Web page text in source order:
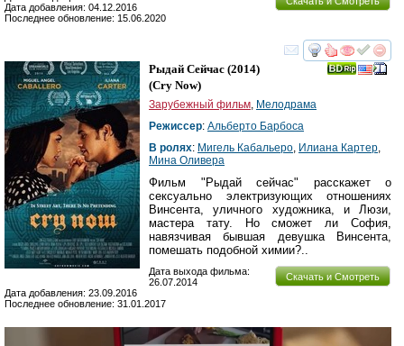
Дата добавления: 04.12.2016
Последнее обновление: 15.06.2020
смотреть
Рыдай Сейчас (2014)
(Cry Now)
Зарубежный фильм Мелодрама
Режиссер: Альберто Барбоса
В ролях: Мигель Кабальеро Илиана Картер
Мина Оливера
Фильм "Рыдай сейчас" расскажет о
сексуально электризующих отношениях
Винсента, уличного художника, и Люзи,
мастера тату. Но сможет ли София,
навязчивая бывшая девушка Винсента,
помешать подобной химии?..
Скачать и Смотреть
Дата выхода фильма:
26.07.2014
Дата добавления: 23.09.2016
Последнее обновление: 31.01.2017